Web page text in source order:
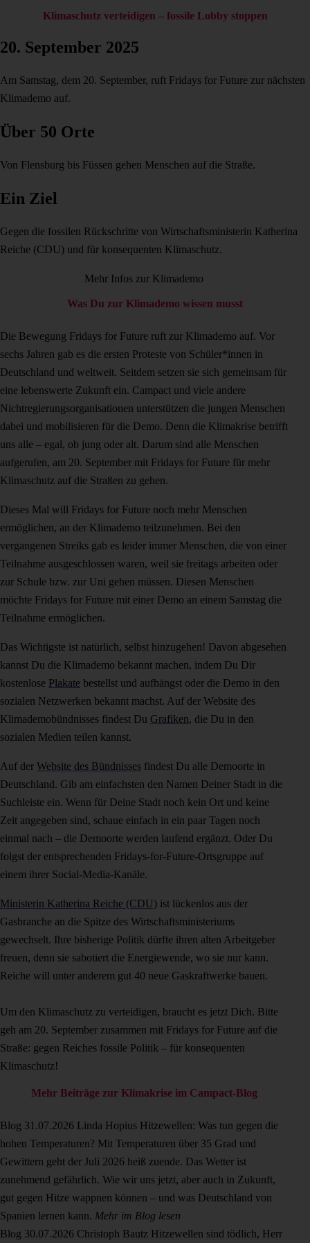
Klimaschutz verteidigen – fossile Lobby stoppen
20. September 2025
Am Samstag, dem 20. September, ruft Fridays for Future zur nächsten
Klimademo auf.
Über 50 Orte
Von Flensburg bis Füssen gehen Menschen auf die Straße.
Ein Ziel
Gegen die fossilen Rückschritte von Wirtschaftsministerin Katherina
Reiche (CDU) und für konsequenten Klimaschutz.
Mehr Infos zur Klimademo
Was Du zur Klimademo wissen musst
Die Bewegung Fridays for Future ruft zur Klimademo auf. Vor
sechs Jahren gab es die ersten Proteste von Schüler*innen in
Deutschland und weltweit. Seitdem setzen sie sich gemeinsam für
eine lebenswerte Zukunft ein. Campact und viele andere
Nichtregierungsorganisationen unterstützen die jungen Menschen
dabei und mobilisieren für die Demo. Denn die Klimakrise betrifft
uns alle – egal, ob jung oder alt. Darum sind alle Menschen
aufgerufen, am 20. September mit Fridays for Future für mehr
Klimaschutz auf die Straßen zu gehen.
Dieses Mal will Fridays for Future noch mehr Menschen
ermöglichen, an der Klimademo teilzunehmen. Bei den
vergangenen Streiks gab es leider immer Menschen, die von einer
Teilnahme ausgeschlossen waren, weil sie freitags arbeiten oder
zur Schule bzw. zur Uni gehen müssen. Diesen Menschen
möchte Fridays for Future mit einer Demo an einem Samstag die
Teilnahme ermöglichen.
Das Wichtigste ist natürlich, selbst hinzugehen! Davon abgesehen
kannst Du die Klimademo bekannt machen, indem Du Dir
kostenlose Plakate bestellst und aufhängst oder die Demo in den
sozialen Netzwerken bekannt machst. Auf der Website des
Klimademobündnisses findest Du Grafiken, die Du in den
sozialen Medien teilen kannst.
Auf der Website des Bündnisses findest Du alle Demoorte in
Deutschland. Gib am einfachsten den Namen Deiner Stadt in die
Suchleiste ein. Wenn für Deine Stadt noch kein Ort und keine
Zeit angegeben sind, schaue einfach in ein paar Tagen noch
einmal nach – die Demoorte werden laufend ergänzt. Oder Du
folgst der entsprechenden Fridays-for-Future-Ortsgruppe auf
einem ihrer Social-Media-Kanäle.
Ministerin Katherina Reiche (CDU) ist lückenlos aus der
Gasbranche an die Spitze des Wirtschaftsministeriums
gewechselt. Ihre bisherige Politik dürfte ihren alten Arbeitgeber
freuen, denn sie sabotiert die Energiewende, wo sie nur kann.
Reiche will unter anderem gut 40 neue Gaskraftwerke bauen.
Um den Klimaschutz zu verteidigen, braucht es jetzt Dich. Bitte
geh am 20. September zusammen mit Fridays for Future auf die
Straße: gegen Reiches fossile Politik – für konsequenten
Klimaschutz!
Mehr Beiträge zur Klimakrise im Campact-Blog
Blog 31.07.2026 Linda Hopius Hitzewellen: Was tun gegen die
hohen Temperaturen? Mit Temperaturen über 35 Grad und
Gewittern geht der Juli 2026 heiß zuende. Das Wetter ist
zunehmend gefährlich. Wie wir uns jetzt, aber auch in Zukunft,
gut gegen Hitze wappnen können – und was Deutschland von
Spanien lernen kann. Mehr im Blog lesen
Blog 30.07.2026 Christoph Bautz Hitzewellen sind tödlich, Herr